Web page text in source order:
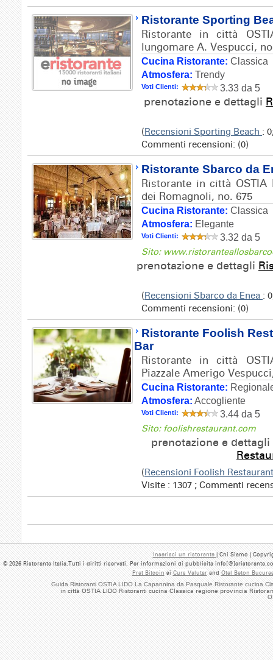
Guida Ristoranti OSTIA LIDO La Capannina da Pasquale Ristorante cucina
in città OSTIA LIDO Ristoranti cucina Classica regione provincia
Ristorante Sporting
Ristorante in città
lungomare A. Vespucci,
Cucina Ristorante: Classica
Atmosfera: Trendy
Voti Clienti: 3.33 da 5
prenotazione e dettagli
(Recensioni Sporting Beach :
Commenti recensioni: (0)
Ristorante Sbarco da
Ristorante in città OSTIA
dei Romagnoli, no. 675
Cucina Ristorante: Classica
Atmosfera: Elegante
Voti Clienti: 3.32 da 5
Sito:
prenotazione e dettagli
(Recensioni Sbarco da Enea :
Commenti recensioni: (0)
Ristorante Foolish
Bar
Ristorante in città
Piazzale Amerigo
Cucina Ristorante:
Atmosfera: Accogliente
Voti Clienti: 3.44 da 5
Sito: foolishrestaurant.com
prenotazione e dettagli
(Recensioni Foolish
Visite : 1307 ; Commenti
Inserisci un ristorante | Chi Siamo |
© 2026 Ristorante Italia.Tutti i diritti riservati. Per informazioni di pubblicita
Pret BitcoinsiCurs ValutarandOtel Beton